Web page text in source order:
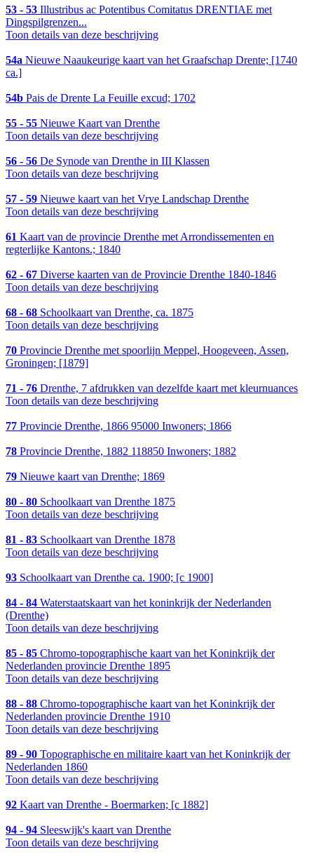
53 - 53 Illustribus ac Potentibus Comitatus DRENTIAE met
Dingspilgrenzen...
Toon details van deze beschrijving
54a Nieuwe Naaukeurige kaart van het Graafschap Drente; [1740
ca.]
54b Pais de Drente La Feuille excud; 1702
55 - 55 Nieuwe Kaart van Drenthe
Toon details van deze beschrijving
56 - 56 De Synode van Drenthe in III Klassen
Toon details van deze beschrijving
57 - 59 Nieuwe kaart van het Vrye Landschap Drenthe
Toon details van deze beschrijving
61 Kaart van de provincie Drenthe met Arrondissementen en
regterlijke Kantons.; 1840
62 - 67 Diverse kaarten van de Provincie Drenthe 1840-1846
Toon details van deze beschrijving
68 - 68 Schoolkaart van Drenthe, ca. 1875
Toon details van deze beschrijving
70 Provincie Drenthe met spoorlijn Meppel, Hoogeveen, Assen,
Groningen; [1879]
71 - 76 Drenthe, 7 afdrukken van dezelfde kaart met kleurnuances
Toon details van deze beschrijving
77 Provincie Drenthe, 1866 95000 Inwoners; 1866
78 Provincie Drenthe, 1882 118850 Inwoners; 1882
79 Nieuwe kaart van Drenthe; 1869
80 - 80 Schoolkaart van Drenthe 1875
Toon details van deze beschrijving
81 - 83 Schoolkaart van Drenthe 1878
Toon details van deze beschrijving
93 Schoolkaart van Drenthe ca. 1900; [c 1900]
84 - 84 Waterstaatskaart van het koninkrijk der Nederlanden
(Drenthe)
Toon details van deze beschrijving
85 - 85 Chromo-topographische kaart van het Koninkrijk der
Nederlanden provincie Drenthe 1895
Toon details van deze beschrijving
88 - 88 Chromo-topographische kaart van het Koninkrijk der
Nederlanden provincie Drenthe 1910
Toon details van deze beschrijving
89 - 90 Topographische en militaire kaart van het Koninkrijk der
Nederlanden 1860
Toon details van deze beschrijving
92 Kaart van Drenthe - Boermarken; [c 1882]
94 - 94 Sleeswijk's kaart van Drenthe
Toon details van deze beschrijving